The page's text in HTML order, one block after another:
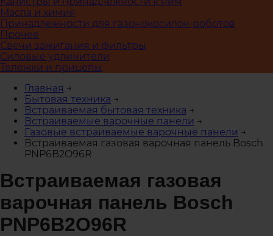
Масла и химия
Принадлежности для газонокосилок-роботов
Прочее
Свечи зажигания и фильтры
Силовые удлинители
Тележки и прицепы
Главная →
Бытовая техника →
Встраиваемая бытовая техника →
Встраиваемые варочные панели →
Газовые встраиваемые варочные панели →
Встраиваемая газовая варочная панель Bosch
PNP6B2O96R
Встраиваемая газовая
варочная панель Bosch
PNP6B2O96R